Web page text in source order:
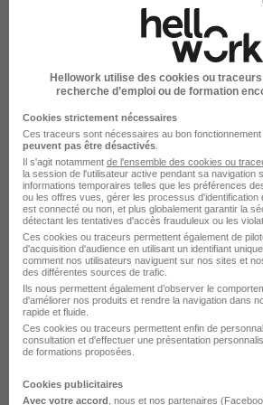
Cette offre n’est plus disponible
Conducteur Permis c -
H/F
Gennevilliers - 92 CDI
Cette offre n’est plus disponible
Conducteur Permis c H/F
Dourdan - 91 CDI
Cette offre n’est plus disponible
Hellowork utilise des cookies ou
recherche d’emploi ou de formation
Cookies strictement nécessaires
Ces traceurs sont nécessaires au bon
peuvent pas être désactivés
Il s'agit notamment de l'ensemble des cookies ou
la session de l'utilisateur active pendant sa navigation
informations temporaires telles que les préférences
ou les offres vues, gérer les processus d'identification
est connecté ou non, et plus globalement garantir la
détectant les tentatives d'accès frauduleux ou les
Ces cookies ou traceurs permettent également de
d'acquisition d'audience en utilisant un identifiant
comment nos utilisateurs naviguent sur nos sites et
des différentes sources de trafic.
Ils nous permettent également d’observer le
d'améliorer nos produits et rendre la navigation dans
rapide et fluide.
Ces cookies ou traceurs permettent enfin de
consultation et d'effectuer une présentation
de formations proposées.
Cookies publicitaires
Avec votre accord , nous et nos partenaires